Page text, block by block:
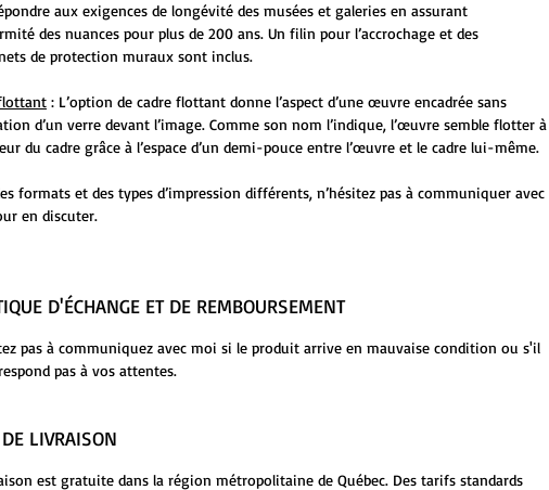
aux exigences de longévité des musées et galeries en assurant
des nuances pour plus de 200 ans. Un filin pour l’accrochage et des
de protection muraux sont inclus.
: L’option de cadre flottant donne l’aspect d’une œuvre encadrée sans
d’un verre devant l’image. Comme son nom l’indique, l’œuvre semble flotter à
du cadre grâce à l’espace d’un demi-pouce entre l’œuvre et le cadre lui-même.
formats et des types d’impression différents, n’hésitez pas à communiquer avec
en discuter.
D'ÉCHANGE ET DE REMBOURSEMENT
pas à communiquez avec moi si le produit arrive en mauvaise condition ou s'il
pas à vos attentes.
LIVRAISON
est gratuite dans la région métropolitaine de Québec. Des tarifs standards